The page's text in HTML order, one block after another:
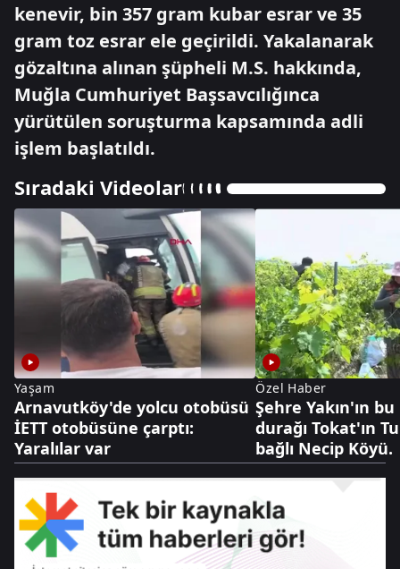
kenevir, bin 357 gram kubar esrar ve 35
gram toz esrar ele geçirildi. Yakalanarak
gözaltına alınan şüpheli M.S. hakkında,
Muğla Cumhuriyet Başsavcılığınca
yürütülen soruşturma kapsamında adli
işlem başlatıldı.
Sıradaki Videolar
Yaşam
Arnavutköy'de yolcu otobüsü
İETT otobüsüne çarptı:
Yaralılar var
Özel Haber
Şehre Yakın'ın
durağı Tokat'ın
bağlı Necip Köyü.